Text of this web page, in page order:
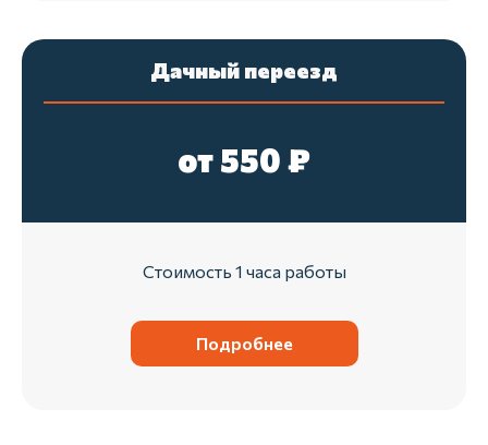
Дачный переезд
от 550 ₽
Стоимость 1 часа работы
Подробнее